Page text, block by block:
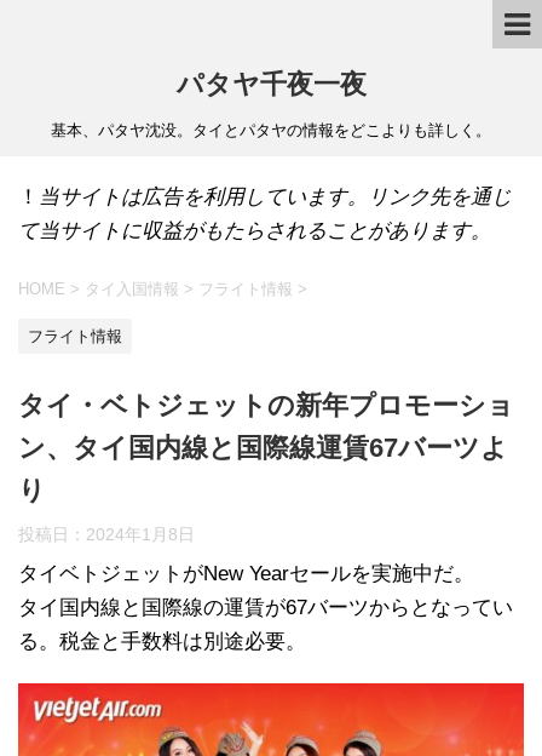
パタヤ千夜一夜
基本、パタヤ沈没。タイとパタヤの情報をどこよりも詳しく。
！ 当サイトは広告を利用しています。リンク先を通じ
て当サイトに収益がもたらされることがあります。
HOME > タイ入国情報 > フライト情報 >
フライト情報
タイ・ベトジェットの新年プロモーショ
ン、タイ国内線と国際線運賃67バーツよ
り
投稿日： 2024年1月8日
タイベトジェットがNew Yearセールを実施中だ。
タイ国内線と国際線の運賃が67バーツからとなってい
る。税金と手数料は別途必要。